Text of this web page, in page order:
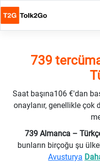
739
Saat başına106 €'dan
onaylanır, genellikle çok
739 Almanca –
bunların birçoğu şu
Avusturya